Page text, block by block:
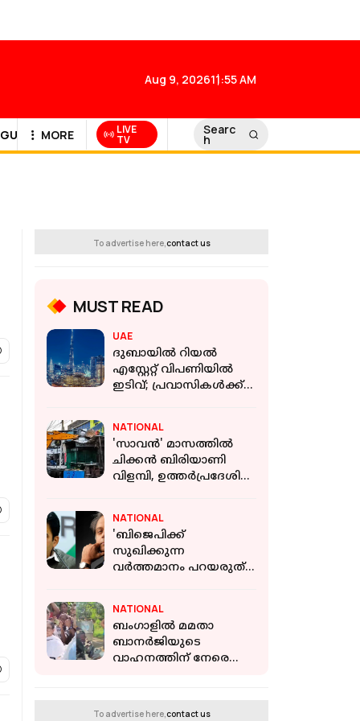
Aug 9, 202611:55 AM
GULF NEWS
MORE LIVE
TV
Searc
h
To advertise here,contact us
MUST READ
UAE
ദുബായിൽ റിയൽ
എസ്റ്റേറ്റ് വിപണിയിൽ
ഇടിവ്; പ്രവാസികൾക്ക്
റിപ്പോർട്ട്
NATIONAL
'സാവൻ' മാസത്തിൽ
ചിക്കൻ ബിരിയാണി
വിളമ്പി, ഉത്തർപ്രദേശിൽ
നിരത്തി
NATIONAL
'ബിജെപിക്ക്
സുഖിക്കുന്ന
വര്‍ത്തമാനം പറയരുത്';
കെ സി വേണുഗോപാല്‍
NATIONAL
ബംഗാളില്‍ മമതാ
ബാനര്‍ജിയുടെ
വാഹനത്തിന് നേരെ
To advertise here,contact us